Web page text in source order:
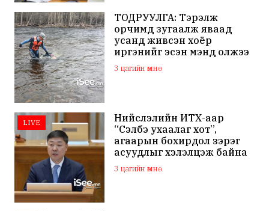
ТОДРУУЛГА: Тэрэлж
орчимд зугаалж яваад
усанд живсэн хоёр
иргэнийг эсэн мэнд олжээ
3 цагийн өмнө
LIVE
Нийслэлийн ИТХ-аар
“Сэлбэ ухаалаг хот”,
агаарын бохирдол зэрэг
асуудлыг хэлэлцэж байна
3 цагийн өмнө